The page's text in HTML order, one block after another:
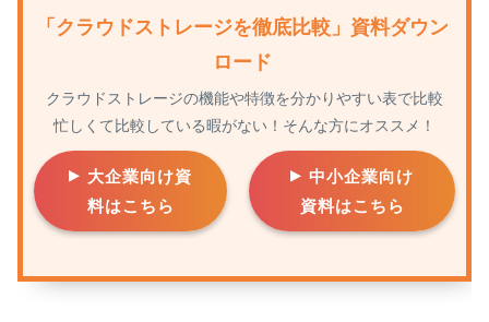
「クラウドストレージを徹底比較」資料ダウン
ロード
クラウドストレージの機能や特徴を分かりやすい表で比較
忙しくて比較している暇がない！そんな方にオススメ！
大企業向け資
料はこちら
中小企業向け
資料はこちら